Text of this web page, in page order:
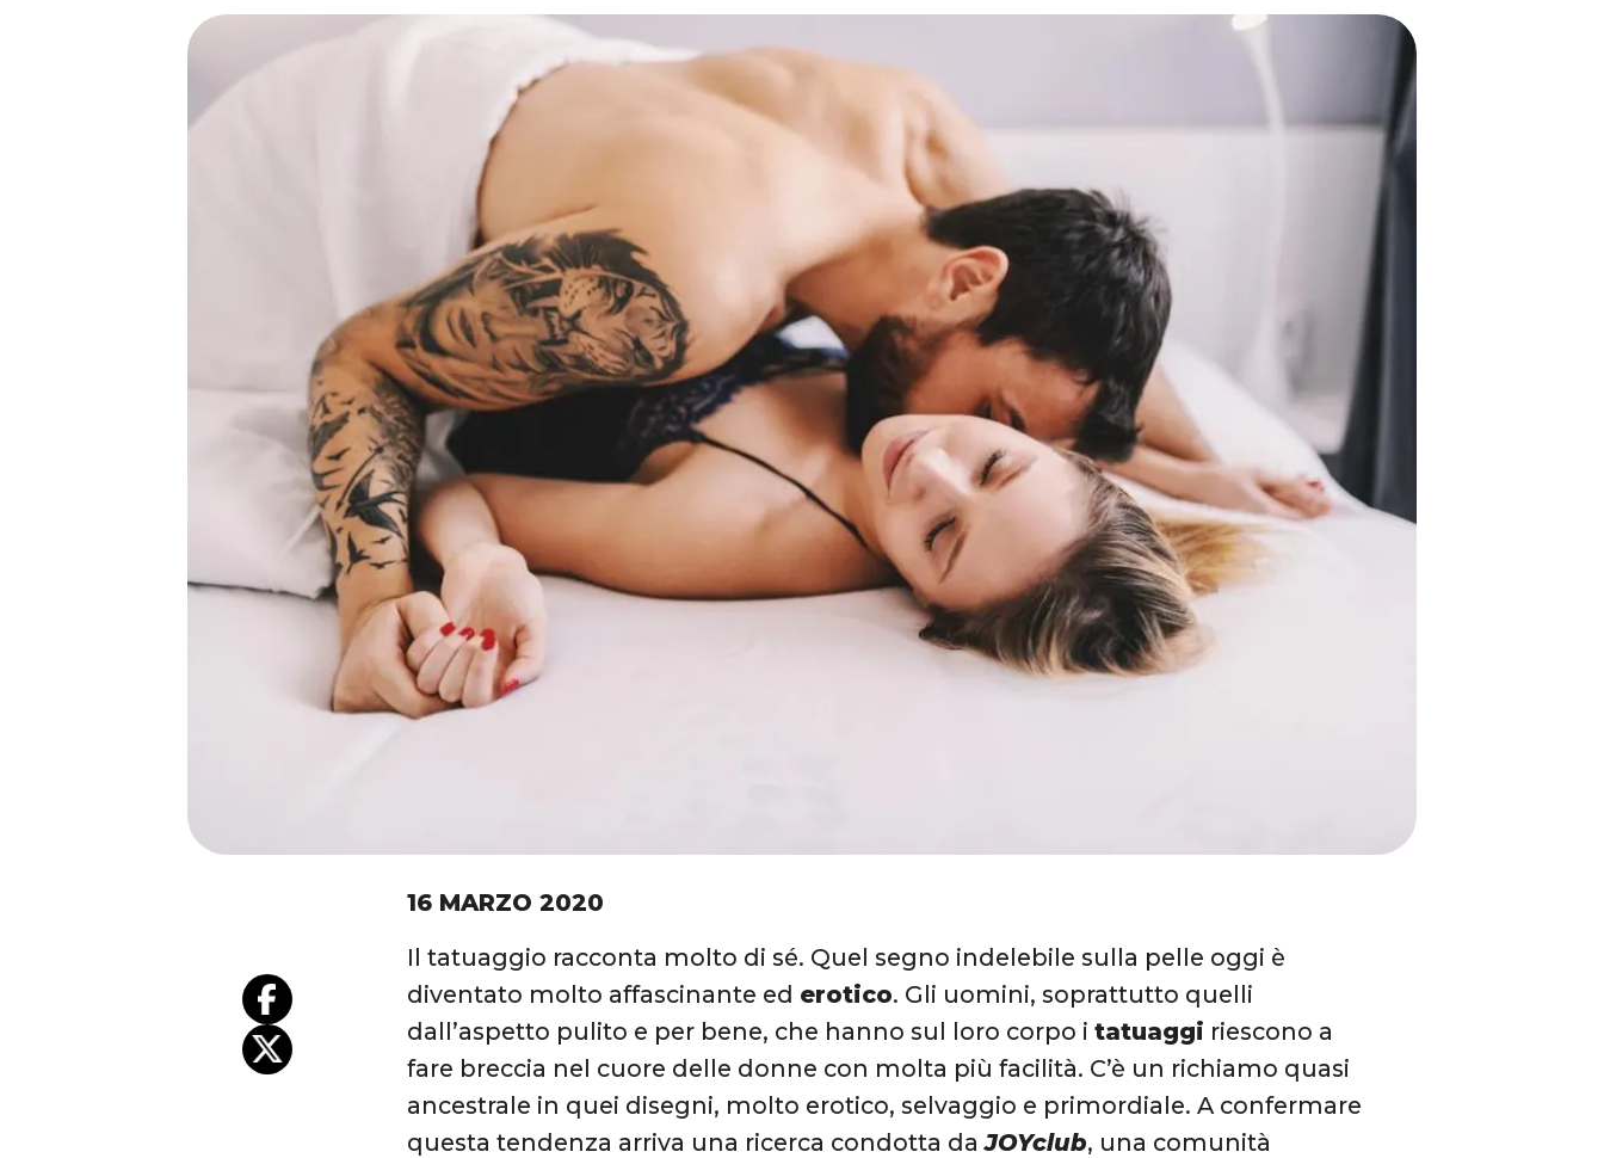
16 MARZO 2020
Il tatuaggio racconta molto di sé. Quel segno indelebile sulla pelle oggi è
diventato molto affascinante ed erotico. Gli uomini, soprattutto quelli
dall’aspetto pulito e per bene, che hanno sul loro corpo itatuaggi riescono a
fare breccia nel cuore delle donne con molta più facilità. C’è un richiamo quasi
ancestrale in quei disegni, molto erotico, selvaggio e primordiale. A confermare
questa tendenza arriva una ricerca condotta daJOYclub, una comunità